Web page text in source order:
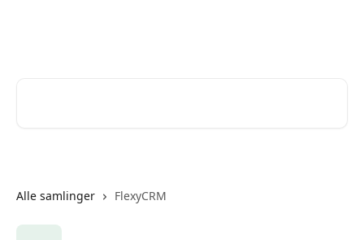
Alle samlinger FlexyCRM